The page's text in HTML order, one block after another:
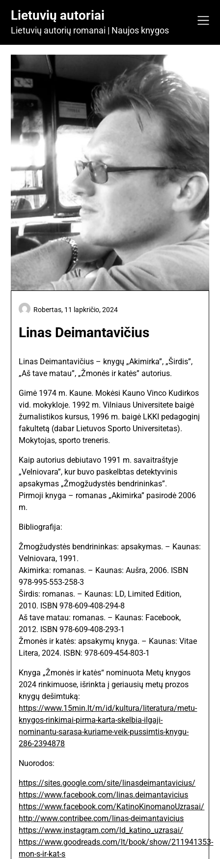
content
Lietuvių autoriai
Lietuvių autorių romanai | Naujos knygos
Linas Deimantavičius
Robertas, 11 lapkričio, 2024
Linas Deimantavičius – knygų „Akimirka”, „Širdis”,
„Aš tave matau”, „Žmonės ir katės” autorius.
Gimė 1974 m. Kaune. Mokėsi Kauno Vinco Kudirkos
vid. mokykloje. 1992 m. Vilniaus Universitete baigė
žurnalistikos kursus, 1996 m. baigė LKKI pedagoginį
fakultetą (dabar Lietuvos Sporto Universitetas).
Mokytojas, sporto treneris.
Kaip autorius debiutavo 1991 m. savaitraštyje
„Velniovara”, kur buvo paskelbtas detektyvinis
apsakymas „Žmogžudystės bendrininkas”.
Pirmoji knyga – romanas „Akimirka” pasirodė 2006
m.
Bibliografija:
Žmogžudystės bendrininkas: apsakymas. – Kaunas:
Velniovara, 1991.
Akimirka: romanas. – Kaunas: Aušra, 2006. ISBN
978-995-553-258-3
Širdis: romanas. – Kaunas: LD, Limited Edition,
2010. ISBN 978-609-408-294-8
Aš tave matau: romanas. – Kaunas: Facebook,
2012. ISBN 978-609-408-293-1
Žmonės ir katės: apsakymų knyga. – Kaunas: Vitae
Litera, 2024. ISBN: 978-609-454-803-1
Knyga „Žmonės ir katės“ nominuota Metų knygos
2024 rinkimuose, išrinkta į geriausių metų prozos
knygų dešimtuką:
https://www.15min.lt/m/id/kultura/literatura/metu-
knygos-rinkimai-pirma-karta-skelbia-ilgaji-
nominantu-sarasa-kuriame-veik-pussimtis-knygu-
286-2394878
Nuorodos:
https://sites.google.com/site/linasdeimantavicius/
https://www.facebook.com/linas.deimantavicius
https://www.facebook.com/KatinoKinomanoUzrasai/
http://www.contribee.com/linas-deimantavicius
https://www.instagram.com/ld_katino_uzrasai/
https://www.goodreads.com/lt/book/show/211941353-
mon-s-ir-kat-s